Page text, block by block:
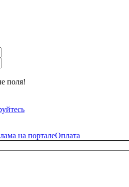
поля!
на порталеОплата